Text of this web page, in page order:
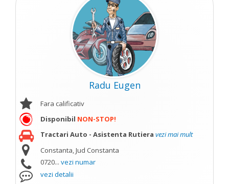
Radu Eugen
Fara calificativ
Disponibil NON-STOP!
Tractari Auto - Asistenta Rutiera vezi mai mult
Constanta, Jud Constanta
0720... vezi numar
vezi detalii